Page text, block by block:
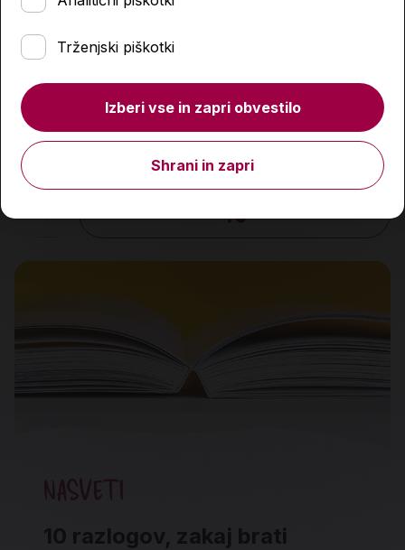
Moja prva kemija 1, samostojni delovni zvezek
16,90 €
Količina
NASVETI
10 razlogov, zakaj brati
Trženjski piškotki
Izberi vse in zapri obvestilo
Shrani in zapri